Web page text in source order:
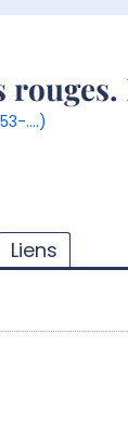
rouges.
....)
Liens